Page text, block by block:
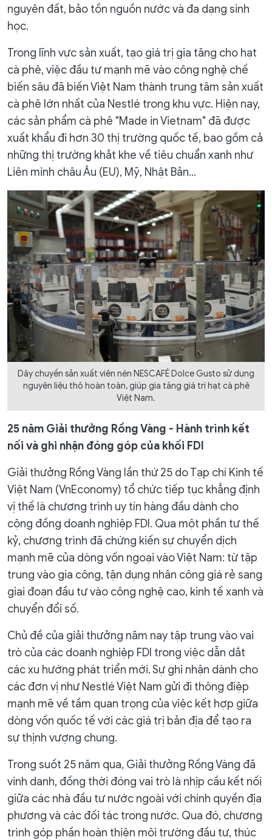
nguyên đất, bảo tồn nguồn nước và đa dạng sinh
học.
Trong lĩnh vực sản xuất, tạo giá trị gia tăng cho hạt
cà phê, việc đầu tư mạnh mẽ vào công nghệ chế
biến sâu đã biến Việt Nam thành trung tâm sản xuất
cà phê lớn nhất của Nestlé trong khu vực. Hiện nay,
các sản phẩm cà phê "Made in Vietnam" đã được
xuất khẩu đi hơn 30 thị trường quốc tế, bao gồm cả
những thị trường khắt khe về tiêu chuẩn xanh như
Liên minh châu Âu (EU), Mỹ, Nhật Bản...
Dây chuyền sản xuất viên nén NESCAFÉ Dolce Gusto sử dụng
nguyên liệu thô hoàn toàn, giúp gia tăng giá trị hạt cà phê
Việt Nam.
25 năm Giải thưởng Rồng Vàng - Hành trình kết
nối và ghi nhận đóng góp của khối FDI
Giải thưởng Rồng Vàng lần thứ 25 do Tạp chí Kinh tế
Việt Nam (VnEconomy) tổ chức tiếp tục khẳng định
vị thế là chương trình uy tín hàng đầu dành cho
cộng đồng doanh nghiệp FDI. Qua một phần tư thế
kỷ, chương trình đã chứng kiến sự chuyển dịch
mạnh mẽ của dòng vốn ngoại vào Việt Nam: từ tập
trung vào gia công, tận dụng nhân công giá rẻ sang
giai đoạn đầu tư vào công nghệ cao, kinh tế xanh và
chuyển đổi số.
Chủ đề của giải thưởng năm nay tập trung vào vai
trò của các doanh nghiệp FDI trong việc dẫn dắt
các xu hướng phát triển mới. Sự ghi nhận dành cho
các đơn vị như Nestlé Việt Nam gửi đi thông điệp
mạnh mẽ về tầm quan trọng của việc kết hợp giữa
dòng vốn quốc tế với các giá trị bản địa để tạo ra
sự thịnh vượng chung.
Trong suốt 25 năm qua, Giải thưởng Rồng Vàng đã
vinh danh, đồng thời đóng vai trò là nhịp cầu kết nối
giữa các nhà đầu tư nước ngoài với chính quyền địa
phương và các đối tác trong nước. Qua đó, chương
trình góp phần hoàn thiện môi trường đầu tư, thúc